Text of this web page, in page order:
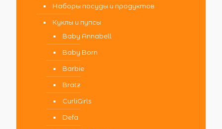
Наборы посуды и продуктов
Куклы и пупсы
Baby Annabell
Baby Born
Barbie
Bratz
CurliGirls
Defa